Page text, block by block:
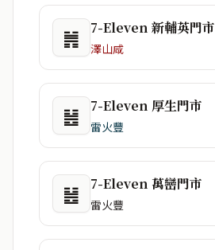
䷞ 7-Eleven 新輔英門市
澤山咸
䷶ 7-Eleven 厚生門市
雷火豐
䷶ 7-Eleven 萬巒門市
雷火豐